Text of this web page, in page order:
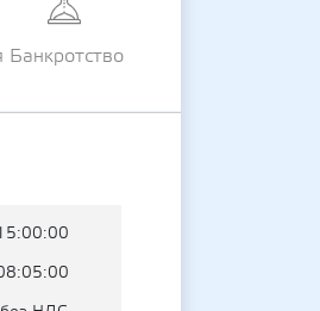
Банкротство